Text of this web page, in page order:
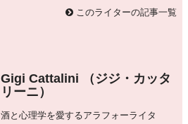
このライターの記事一覧
Gigi Cattalini （ジジ・カッタ
リーニ）
酒と心理学を愛するアラフォーライタ